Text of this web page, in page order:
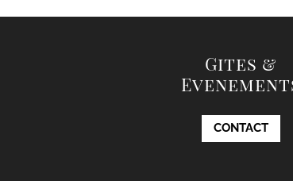
Gites &
CONTACT